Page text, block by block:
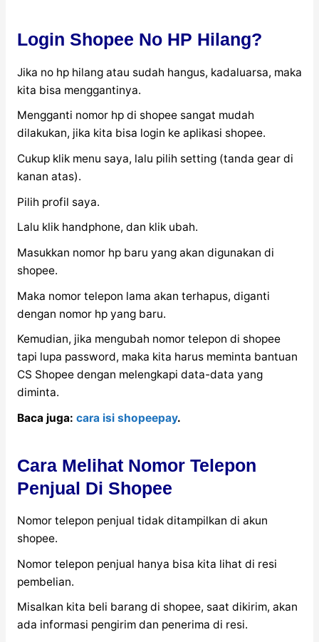
Login Shopee No HP Hilang?
Jika no hp hilang atau sudah hangus, kadaluarsa, maka
kita bisa menggantinya.
Mengganti nomor hp di shopee sangat mudah
dilakukan, jika kita bisa login ke aplikasi shopee.
Cukup klik menu saya, lalu pilih setting (tanda gear di
kanan atas).
Pilih profil saya.
Lalu klik handphone, dan klik ubah.
Masukkan nomor hp baru yang akan digunakan di
shopee.
Maka nomor telepon lama akan terhapus, diganti
dengan nomor hp yang baru.
Kemudian, jika mengubah nomor telepon di shopee
tapi lupa password, maka kita harus meminta bantuan
CS Shopee dengan melengkapi data-data yang
diminta.
Baca juga: cara isi shopeepay.
Cara Melihat Nomor Telepon
Penjual Di Shopee
Nomor telepon penjual tidak ditampilkan di akun
shopee.
Nomor telepon penjual hanya bisa kita lihat di resi
pembelian.
Misalkan kita beli barang di shopee, saat dikirim, akan
ada informasi pengirim dan penerima di resi.